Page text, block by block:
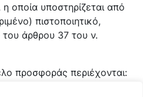
οποία υποστηρίζεται από
πιστοποιητικό,
άρθρου 37 του ν.
προσφοράς περιέχονται: